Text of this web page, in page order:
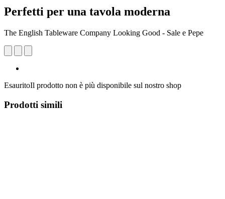
Perfetti per una tavola moderna
The English Tableware Company Looking Good - Sale e Pepe
EsauritoIl prodotto non è più disponibile sul nostro shop
Prodotti simili